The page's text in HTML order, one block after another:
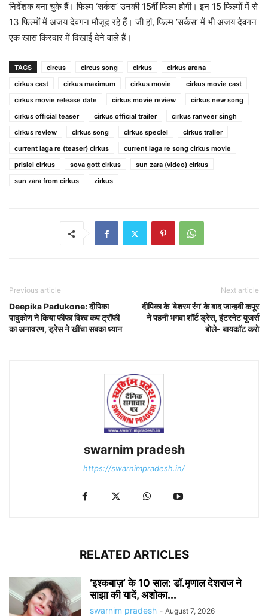
निर्देशक बना चुके हैं। फिल्म ‘सर्कस’ उनकी 15वीं फिल्म होगी। इन 15 फिल्मों में से
13 फिल्मों में अजय देवगन मौजूद रहे हैं। जी हां, फिल्म ‘सर्कस’ में भी अजय देवगन
एक खास किरदार में दिखाई देने वाले हैं।
TAGS circus circus song cirkus
cirkus arena
cirkus cast
cirkus maximum cirkus movie
cirkus movie cast
cirkus movie release date
cirkus movie review
cirkus new song
cirkus official teaser
cirkus official trailer
cirkus ranveer singh
cirkus review
cirkus song cirkus speciel
cirkus trailer
current laga re (teaser) cirkus
current laga re song cirkus movie
prisiel cirkus
sova gott cirkus
sun zara (video) cirkus
sun zara from cirkus
zirkus
Previous article
Deepika Padukone: दीपिका
पादुकोण ने किया फीफा विश्व कप ट्रॉफी
का अनावरण, ड्रेस ने खींचा सबका ध्यान
Next article
दीपिका के ‘बेशरम रंग’ के बाद जान्हवी कपूर
ने पहनी भगवा शॉर्ट ड्रेस, इंटरनेट यूजर्स
बोले- बायकॉट करो
swarnim pradesh
https://swarnimpradesh.in/
RELATED ARTICLES
‘इश्कबाज़’ के 10 साल: डॉ.मृणाल देशराज ने
साझा की यादें, अशोका...
swarnim pradesh - August 7, 2026